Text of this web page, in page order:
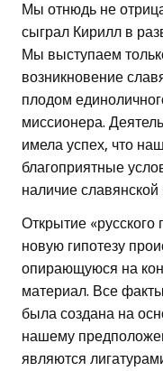
Мы отнюдь не
сыграл Кирилл в
Мы выступаем
возникновение
плодом
миссионера.
имела успех, что
благоприятные
наличие
Открытие «русского
новую гипотезу
опирающуюся на
материал. Все
была создана на
нашему
являются